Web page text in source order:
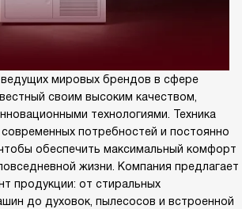
мировых брендов в сфере
своим высоким качеством,
технологиями. Техника
потребностей и постоянно
обеспечить максимальный комфорт
жизни. Компания предлагает
продукции: от стиральных
до духовок, пылесосов и встроенной